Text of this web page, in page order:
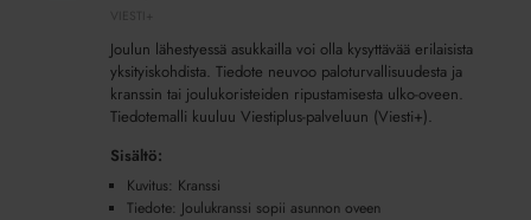
Joulun lähestyessä asukkailla voi olla kysyttävää erilaisista
yksityiskohdista. Tiedote neuvoo paloturvallisuudesta ja
kranssin tai joulukoristeiden ripustamisesta ulko-oveen.
Tiedotemalli kuuluu Viestiplus-palveluun (Viesti+).
Sisältö:
Kuvitus: Kranssi
Tiedote: Joulukranssi sopii asunnon oveen